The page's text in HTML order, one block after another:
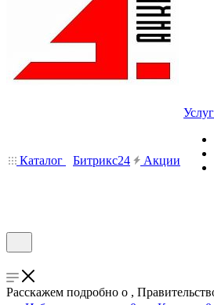
Каталог Битрикс24 Акции
Расскажем подробно о ,